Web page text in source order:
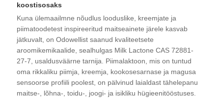
koostisosaks
Kuna ülemaailmne nõudlus looduslike, kreemjate ja
piimatoodetest inspireeritud maitseainete järele kasvab
jätkuvalt, on Odowellist saanud kvaliteetsete
aroomikemikaalide, sealhulgas Milk Lactone CAS 72881-
27-7, usaldusväärne tarnija. Piimalaktoon, mis on tuntud
oma rikkaliku piimja, kreemja, kookosesarnase ja magusa
sensoorse profiili poolest, on pälvinud laialdast tähelepanu
maitse-, lõhna-, toidu-, joogi- ja isikliku hügieenitööstuses.